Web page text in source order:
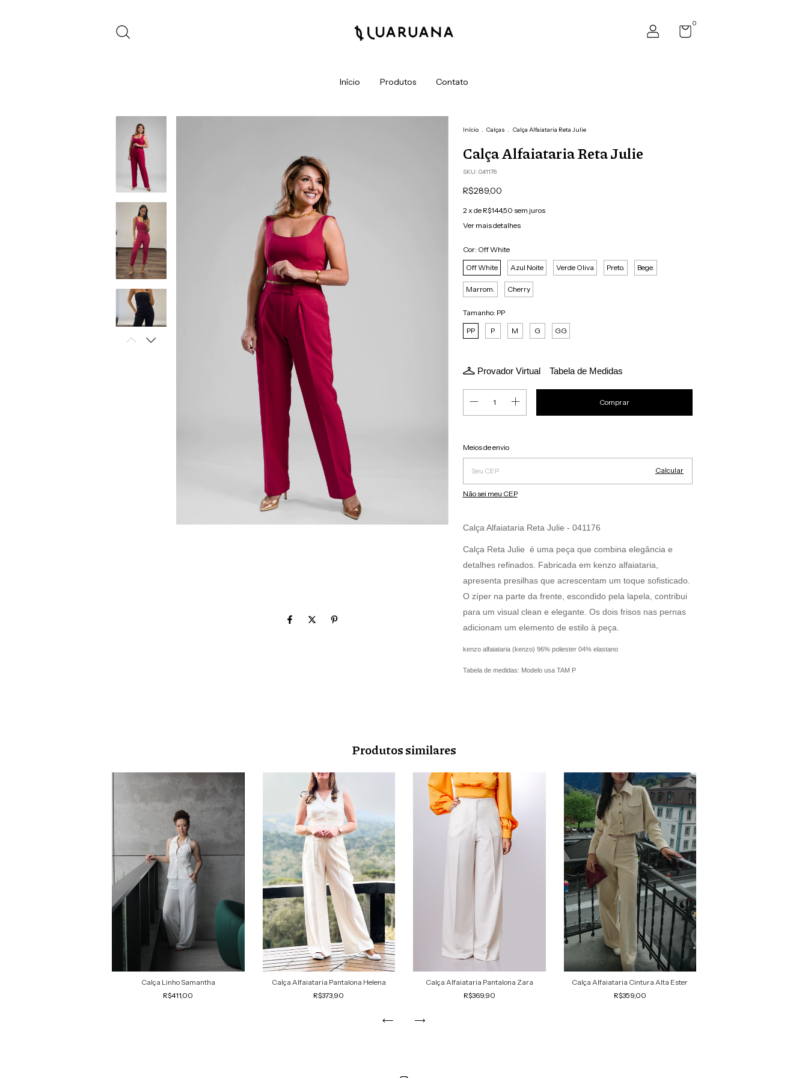
0
Início Produtos Contato
Início . Calças . Calça Alfaiataria Reta Julie
Calça Alfaiataria Reta Julie
SKU: 041176
R$289,00
2 x de R$144,50 sem juros
Ver mais detalhes
Cor: Off White
Off White
Azul Noite Verde Oliva Preto. Bege.
Marrom. Cherry
Tamanho: PP
PP
P M G GG
Provador Virtual Tabela de Medidas
Entregas para o CEP:
Meios de envio
Calcular
Não sei meu CEP
Calça Alfaiataria Reta Julie - 041176
Calça Reta Julie é uma peça que combina elegância e
detalhes refinados. Fabricada em kenzo alfaiataria,
apresenta presilhas que acrescentam um toque sofisticado.
O zíper na parte da frente, escondido pela lapela, contribui
para um visual clean e elegante. Os dois frisos nas pernas
adicionam um elemento de estilo à peça.
kenzo alfaiataria (kenzo) 96% poliester 04% elastano
Tabela de medidas: Modelo usa TAM P
Produtos similares
Calça Linho Samantha
R$411,00
Calça Alfaiataria Pantalona Helena
R$373,90
Calça Alfaiataria Pantalona Zara
R$369,90
Calça Alfaiataria Cintura Alta Ester
R$359,00